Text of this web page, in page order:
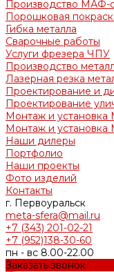
Производство МАФ-
Порошковая
Гибка металла
Сварочные работы
Услуги фрезера ЧПУ
Производство
Лазерная резка
Проектирование и
Проектирование
Монтаж и
Монтаж и
Наши дилеры
Портфолио
Наши проекты
Фото изделий
Контакты
г. Первоуральск
meta-sfera@mail.ru
+7 (343) 201-02-21
+7 (952)138-30-60
пн - вс 8.00-22.00
Заказать звонок